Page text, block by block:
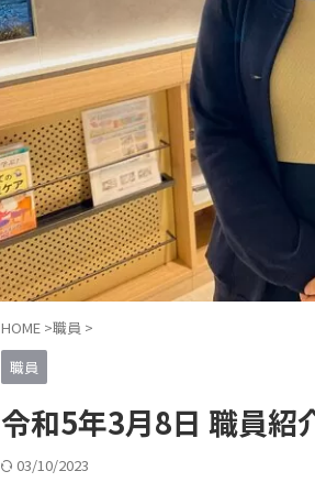
HOME >職員 >
職員
令和5年3月8日 職員紹
03/10/2023